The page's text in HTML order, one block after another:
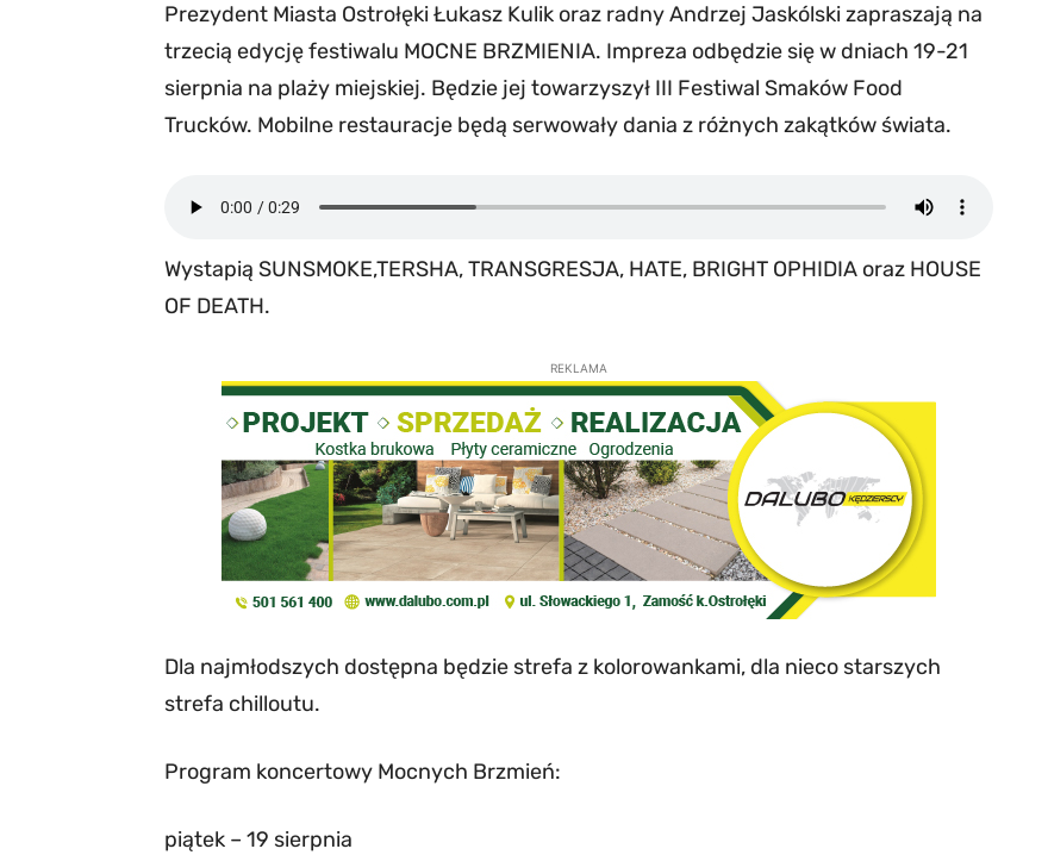
Prezydent Miasta Ostrołęki Łukasz Kulik oraz radny Andrzej Jaskólski zapraszają na
trzecią edycję festiwalu MOCNE BRZMIENIA. Impreza odbędzie się w dniach 19-21
sierpnia na plaży miejskiej. Będzie jej towarzyszył III Festiwal Smaków Food
Trucków. Mobilne restauracje będą serwowały dania z różnych zakątków świata.
Wystapią SUNSMOKE,TERSHA, TRANSGRESJA, HATE, BRIGHT OPHIDIA oraz HOUSE
OF DEATH.
REKLAMA
Dla najmłodszych dostępna będzie strefa z kolorowankami, dla nieco starszych
strefa chilloutu.
Program koncertowy Mocnych Brzmień:
piątek – 19 sierpnia